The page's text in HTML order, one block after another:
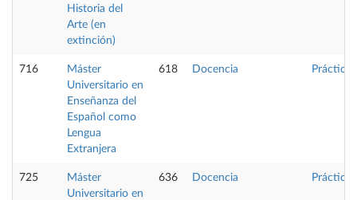
Historia del
Arte (en
extinción)
716
Máster
Universitario en
Enseñanza del
Español como
Lengua
Extranjera
618 Docencia Prácticas
725
Máster
Universitario en
636 Docencia Prácticas